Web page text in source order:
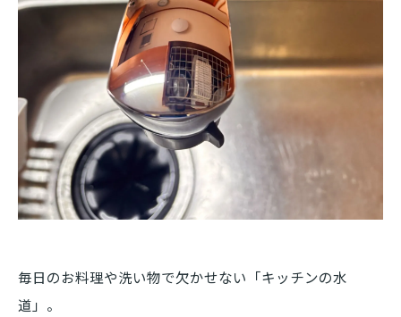
毎日のお料理や洗い物で欠かせない「キッチンの水
道」。